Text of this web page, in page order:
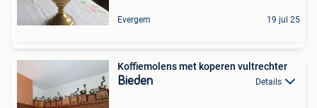
Evergem 19 jul 25
Koffiemolens met koperen vultrechter
Bieden Details